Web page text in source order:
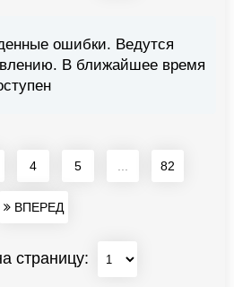
ошибки. Ведутся
В ближайшее время
4 5 82
ВПЕРЕД
страницу: